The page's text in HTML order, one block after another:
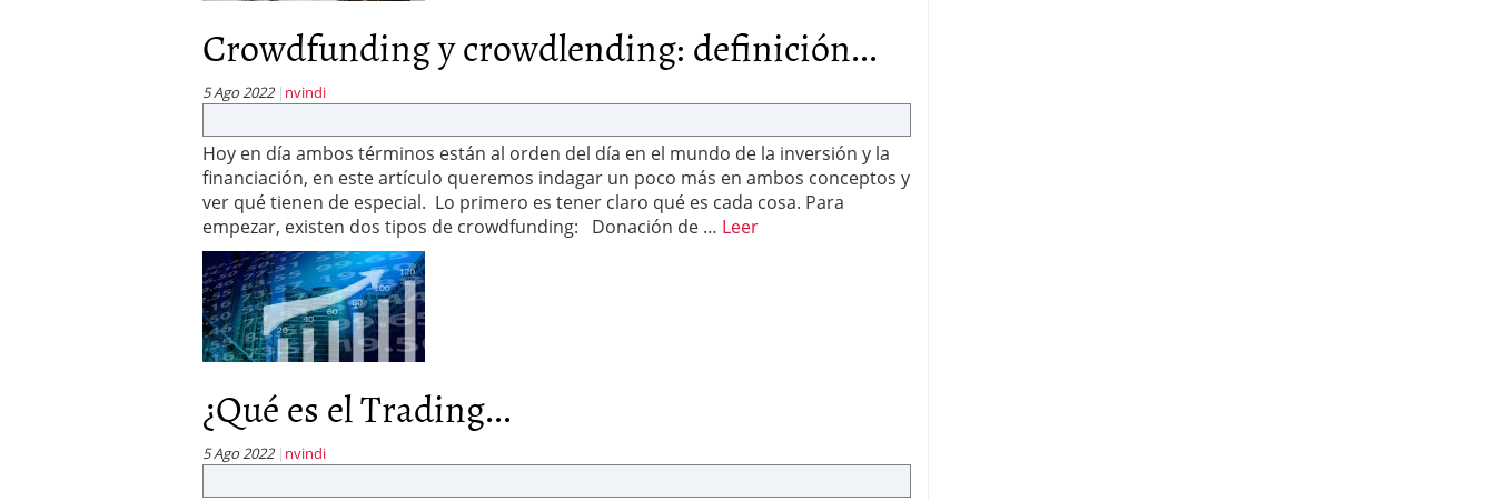
Crowdfunding y crowdlending: definición...
5 Ago 2022 nvindi
Hoy en día ambos términos están al orden del día en el mundo de la inversión y la
financiación, en este artículo queremos indagar un poco más en ambos conceptos y
ver qué tienen de especial. Lo primero es tener claro qué es cada cosa. Para
empezar, existen dos tipos de crowdfunding: Donación de … Leer
¿Qué es el Trading...
5 Ago 2022 nvindi